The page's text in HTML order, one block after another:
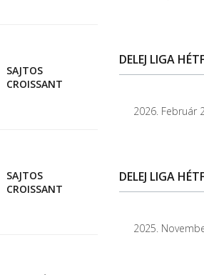
SAJTOS
CROISSANT
SAJTOS
CROISSANT
DELEJ LIGA
2026. Február
DELEJ LIGA
2025.